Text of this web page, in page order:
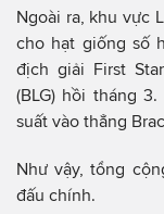
Ngoài ra, khu vực
cho hạt giống số
địch giải First
(BLG) hồi tháng
suất vào thẳng
Như vậy, tổng
đấu chính.